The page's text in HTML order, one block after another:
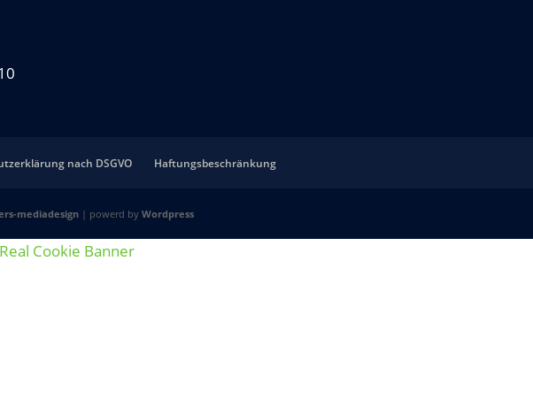
nach DSGVO Haftungsbeschränkung
mediadesign | powerd byWordpress
Cookie Banner